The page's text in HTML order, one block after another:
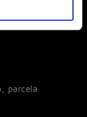
parcela